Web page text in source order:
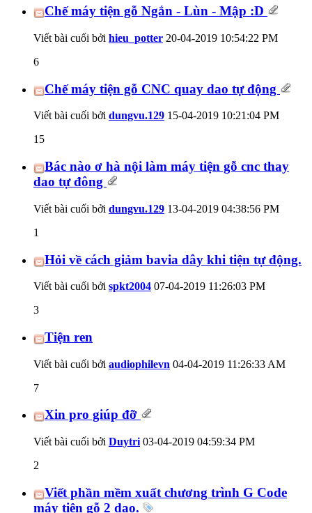
Chế máy tiện gỗ Ngắn - Lùn - Mập :D
Viết bài cuối bởi hieu_potter 20-04-2019 10:54:22 PM
6
Chế máy tiện gỗ CNC quay dao tự động
Viết bài cuối bởi dungvu.129 15-04-2019 10:21:04 PM
15
Bác nào ơ hà nội làm máy tiện gỗ cnc thay
dao tự đông
Viết bài cuối bởi dungvu.129 13-04-2019 04:38:56 PM
1
Hỏi về cách giảm bavia dây khi tiện tự động.
Viết bài cuối bởi spkt2004 07-04-2019 11:26:03 PM
3
Tiện ren
Viết bài cuối bởi audiophilevn 04-04-2019 11:26:33 AM
7
Xin pro giúp đỡ
Viết bài cuối bởi Duytri 03-04-2019 04:59:34 PM
2
Viết phần mềm xuất chương trình G Code
máy tiện gỗ 2 dao.